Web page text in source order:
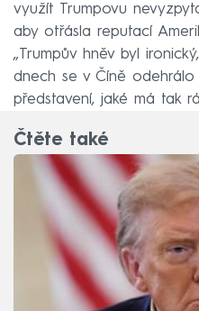
využít Trumpovu
aby otřásla reputací
„Trumpův hněv byl
dnech se v Číně
představení, jaké má tak
Čtěte také